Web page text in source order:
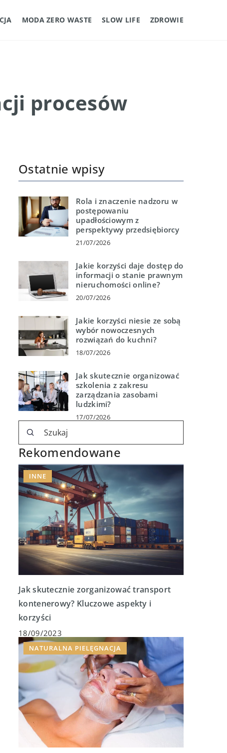
MODA ZERO WASTE SLOW LIFE ZDROWIE
procesów
Ostatnie wpisy
Rola i znaczenie nadzoru w
postępowaniu
upadłościowym z
perspektywy przedsiębiorcy
21/07/2026
Jakie korzyści daje dostęp do
informacji o stanie prawnym
nieruchomości online?
20/07/2026
Jakie korzyści niesie ze sobą
wybór nowoczesnych
rozwiązań do kuchni?
18/07/2026
Jak skutecznie organizować
szkolenia z zakresu
zarządzania zasobami
ludzkimi?
17/07/2026
Rekomendowane
INNE
Jak skutecznie zorganizować transport
kontenerowy? Kluczowe aspekty i
korzyści
18/09/2023
NATURALNA PIELĘGNACJA